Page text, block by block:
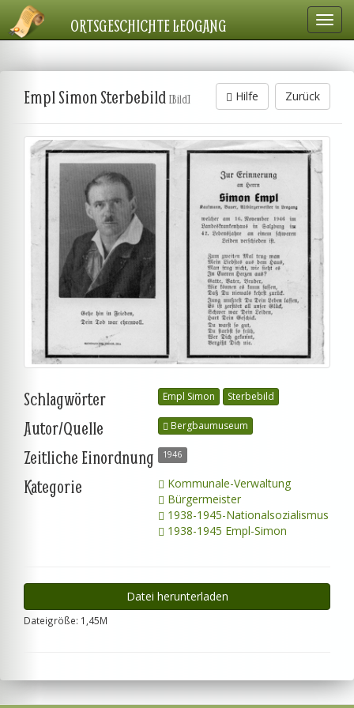
ORTSGESCHICHTE LEOGANG
Zurück
Hilfe
Empl Simon Sterbebild [Bild]
Schlagwörter Empl Simon Sterbebild
Autor/Quelle Bergbaumuseum
Zeitliche Einordnung 1946
Kategorie
Kommunale-Verwaltung
Bürgermeister
1938-1945-Nationalsozialismus
1938-1945 Empl-Simon
Datei herunterladen
Dateigröße: 1,45M